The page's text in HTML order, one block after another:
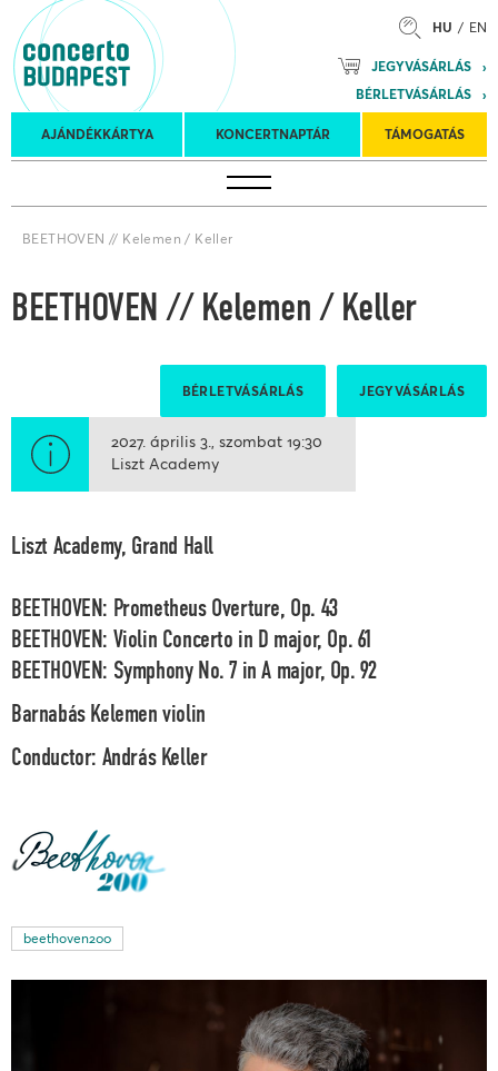
HU EN
JEGYVÁSÁRLÁS
BÉRLETVÁSÁRLÁS
AJÁNDÉKKÁRTYA KONCERTNAPTÁR TÁMOGATÁS
Koncertnaptár
turnék
Kulturális
Program
Felkéréses
koncertek
BEETHOVEN // Kelemen / Keller
BEETHOVEN // Kelemen / Keller
JEGYVÁSÁRLÁS
BÉRLETVÁSÁRLÁS
2027. április 3. szombat 19:30
Liszt Academy
Liszt Academy, Grand Hall
BEETHOVEN: Prometheus Overture, Op. 43
BEETHOVEN: Violin Concerto in D major, Op. 61
BEETHOVEN: Symphony No. 7 in A major, Op. 92
Barnabás Kelemenviolin
Conductor: András Keller
beethoven200